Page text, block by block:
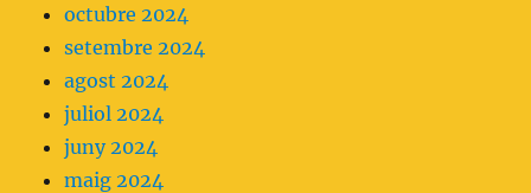
octubre 2024
setembre 2024
agost 2024
juliol 2024
juny 2024
maig 2024